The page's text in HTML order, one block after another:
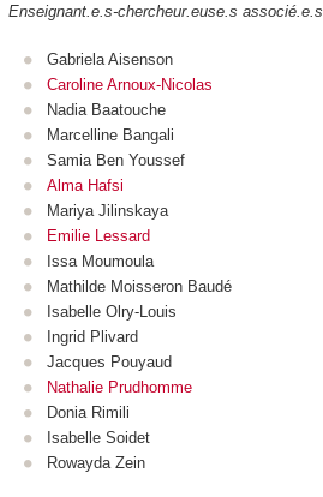
Enseignant.e.s-chercheur.euse.s associé.e.s
Gabriela Aisenson
Caroline Arnoux-Nicolas
Nadia Baatouche
Marcelline Bangali
Samia Ben Youssef
Alma Hafsi
Mariya Jilinskaya
Emilie Lessard
Issa Moumoula
Mathilde Moisseron Baudé
Isabelle Olry-Louis
Ingrid Plivard
Jacques Pouyaud
Nathalie Prudhomme
Donia Rimili
Isabelle Soidet
Rowayda Zein